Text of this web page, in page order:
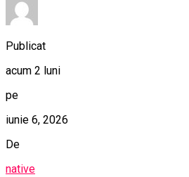
Publicat
acum 2 luni
pe
iunie 6, 2026
De
native